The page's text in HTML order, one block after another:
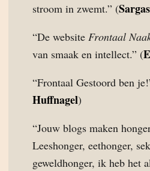
stroom in zwemt.” (
“De website Frontaal
van smaak en intellect.” (
“Frontaal Gestoord ben
Huffnagel)
“Jouw blogs maken
Leeshonger, eethonger,
geweldhonger, ik heb het